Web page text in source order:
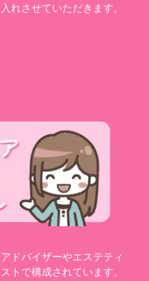
れさせていただきます。
ドバイザーやエステティ
トで構成されています。